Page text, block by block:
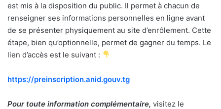
est mis à la disposition du public. Il permet à chacun de
renseigner ses informations personnelles en ligne avant
de se présenter physiquement au site d’enrôlement. Cette
étape, bien qu’optionnelle, permet de gagner du temps. Le
lien d’accès est le suivant :
https://preinscription.anid.gouv.tg
Pour toute information complémentaire, visitez le